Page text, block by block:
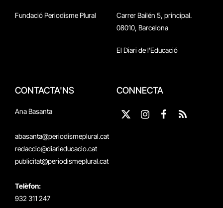
Fundació Periodisme Plural
Carrer Bailén 5, principal.
08010, Barcelona
El Diari de l'Educació
CONTACTA'NS
Ana Basanta
abasanta@periodismeplural.cat
redaccio@diarieducacio.cat
publicitat@periodismeplural.cat
Telèfon:
932 311 247
CONNECTA
X
InstagramFacebook
RSS